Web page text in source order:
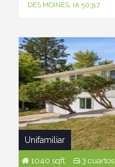
DES MOINES, IA 50317
Unifamiliar
1040 sqft 3 cuartos